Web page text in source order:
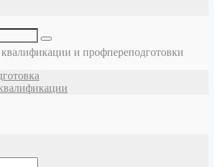
и профпереподготовки